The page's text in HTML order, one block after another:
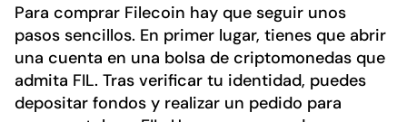
Para comprar Filecoin hay que seguir unos
pasos sencillos. En primer lugar, tienes que abrir
una cuenta en una bolsa de criptomonedas que
admita FIL. Tras verificar tu identidad, puedes
depositar fondos y realizar un pedido para